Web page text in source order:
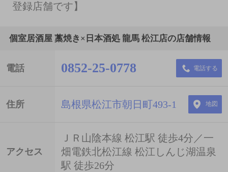
登録店舗です】
個室居酒屋 藁焼き×日本酒処 龍馬 松江店の店舗情報
電話 0852-25-0778 電話する
住所 島根県松江市朝日町493-1 地図
アクセス
ＪＲ山陰本線 松江駅 徒歩4分／一
畑電鉄北松江線 松江しんじ湖温泉
駅 徒歩26分